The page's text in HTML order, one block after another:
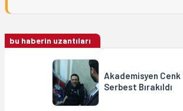
bu haberin uzantıları
Akademisyen
Serbest Bırakıldı